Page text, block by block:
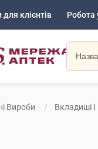
клієнтів Робота
Вироби Вкладиші